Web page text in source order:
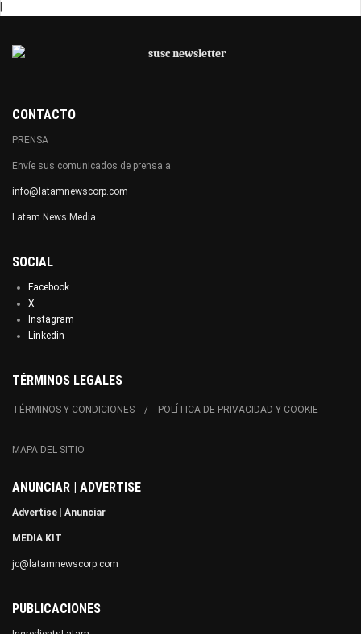
CONTACTO
PRENSA
Envíe sus comunicados de prensa a
info@latamnewscorp.com
Latam News Media
SOCIAL
Facebook
X
Instagram
Linkedin
TÉRMINOS LEGALES
TÉRMINOS Y CONDICIONES POLÍTICA DE PRIVACIDAD Y COOKIE
MAPA DEL SITIO
ANUNCIAR | ADVERTISE
Advertise Anunciar
MEDIA KIT
jc@latamnewscorp.com
PUBLICACIONES